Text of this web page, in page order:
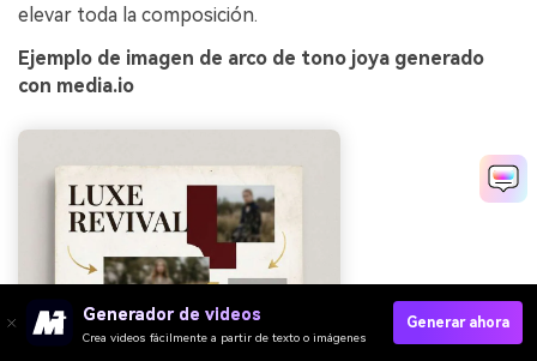
elevar toda la composición.
Ejemplo de imagen de arco de tono joya generado
con media.io
Generador de videos
Crea videos fácilmente a partir de texto o imágenes
Generar ahora